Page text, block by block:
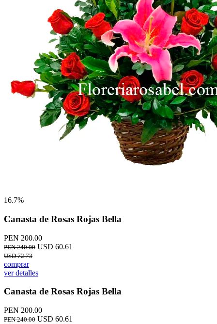
16.7%
Canasta de Rosas Rojas Bella
PEN 200.00
PEN 240.00 USD 60.61
USD 72.73
comprar
ver detalles
Canasta de Rosas Rojas Bella
PEN 200.00
PEN 240.00 USD 60.61